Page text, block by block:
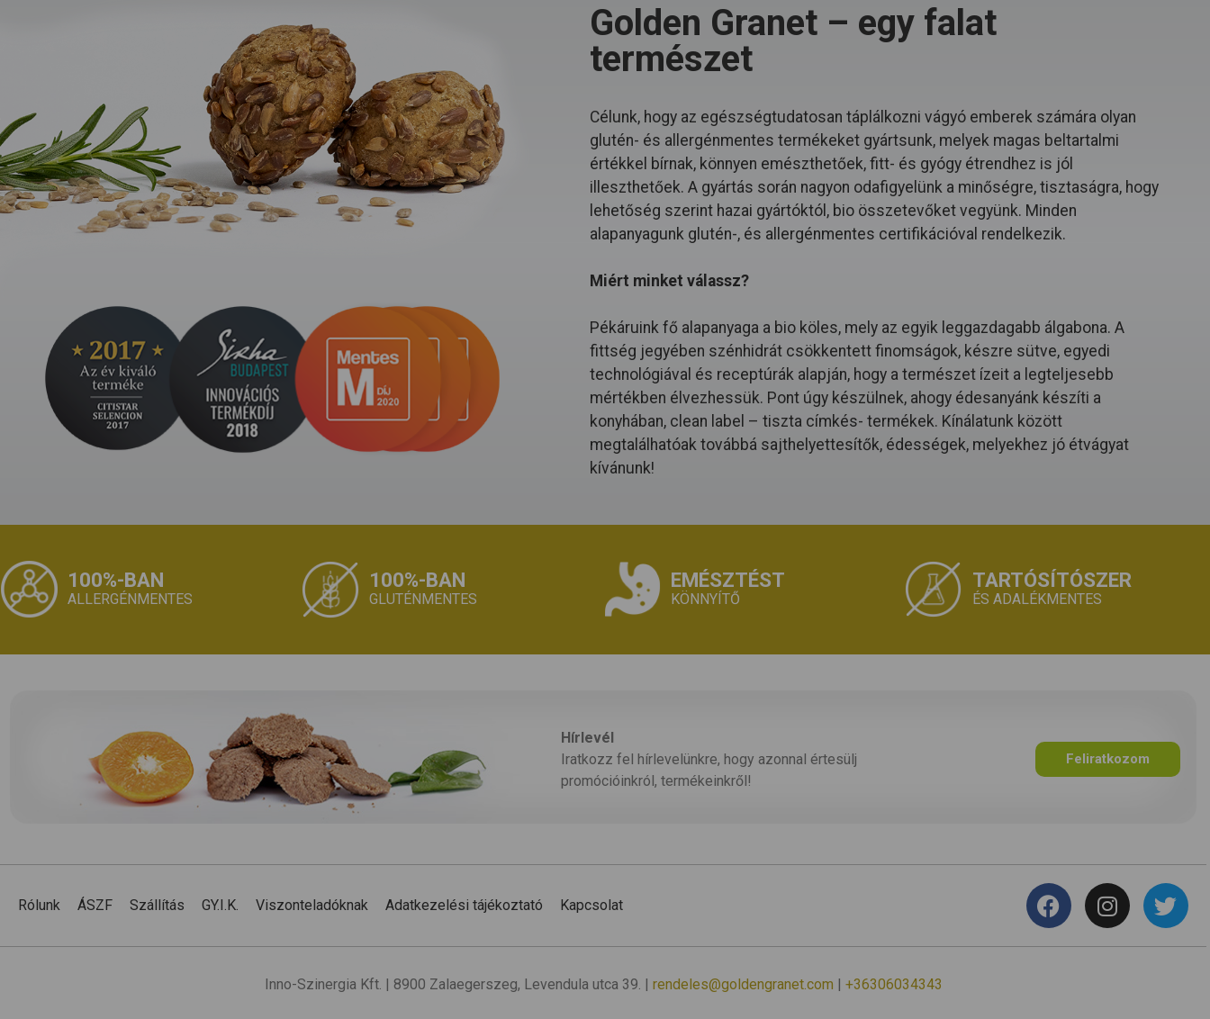
Golden Granet – egy falat
természet
Célunk, hogy az egészségtudatosan táplálkozni vágyó emberek számára olyan
glutén- és allergénmentes termékeket gyártsunk, melyek magas beltartalmi
értékkel bírnak, könnyen emészthetőek, fitt- és gyógy étrendhez is jól
illeszthetőek. A gyártás során nagyon odafigyelünk a minőségre, tisztaságra, hogy
lehetőség szerint hazai gyártóktól, bio összetevőket vegyünk. Minden
alapanyagunk glutén-, és allergénmentes certifikációval rendelkezik.
Miért minket válassz?
Pékáruink fő alapanyaga a bio köles, mely az egyik leggazdagabb álgabona. A
fittség jegyében szénhidrát csökkentett finomságok, készre sütve, egyedi
technológiával és receptúrák alapján, hogy a természet ízeit a legteljesebb
mértékben élvezhessük. Pont úgy készülnek, ahogy édesanyánk készíti a
konyhában, clean label – tiszta címkés- termékek. Kínálatunk között
megtalálhatóak továbbá sajthelyettesítők, édességek, melyekhez jó étvágyat
kívánunk!
100%-BAN
ALLERGÉNMENTES
100%-BAN
GLUTÉNMENTES
EMÉSZTÉST
KÖNNYÍTŐ
TARTÓSÍTÓSZER
ÉS ADALÉKMENTES
Hírlevél
Iratkozz fel hírlevelünkre, hogy azonnal értesülj
promócióinkról, termékeinkről!
Feliratkozom
Rólunk ÁSZF Szállítás GY.I.K. Viszonteladóknak Adatkezelési tájékoztató Kapcsolat
Inno-Szinergia Kft. | 8900 Zalaegerszeg, Levendula utca 39. | rendeles@goldengranet.com | +36306034343